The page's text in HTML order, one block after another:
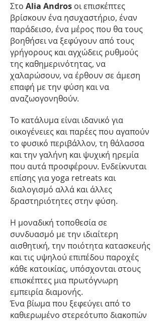
Στο Alia Andros οι επισκέπτες
βρίσκουν ένα ησυχαστήριο, έναν
παράδεισο, ένα μέρος που θα τους
βοηθήσει να ξεφύγουν από τους
γρήγορους και αγχώδεις ρυθμούς
της καθημερινότητας, να
χαλαρώσουν, να έρθουν σε άμεση
επαφή με την φύση και να
αναζωογονηθούν.
Το κατάλυμα είναι ιδανικό για
οικογένειες και παρέες που αγαπούν
το φυσικό περιβάλλον, τη θάλασσα
και την γαλήνη και ψυχική ηρεμία
που αυτά προσφέρουν. Ενδείκνυται
επίσης για yoga retreats και
διαλογισμό αλλά και άλλες
δραστηριότητες στην φύση.
Η μοναδική τοποθεσία σε
συνδυασμό με την ιδιαίτερη
αισθητική, την ποιότητα κατασκευής
και τις υψηλού επιπέδου παροχές
κάθε κατοικίας, υπόσχονται στους
επισκέπτες μια πρωτόγνωρη
εμπειρία διαμονής.
Ένα βίωμα που ξεφεύγει από το
καθιερωμένο στερεότυπο διακοπών